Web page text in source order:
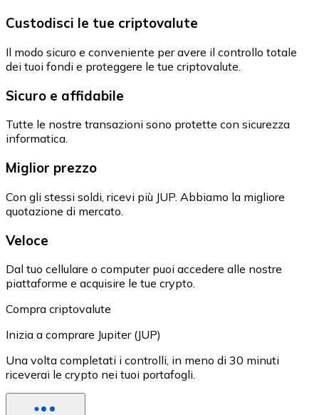
Custodisci le tue criptovalute
Il modo sicuro e conveniente per avere il controllo totale
dei tuoi fondi e proteggere le tue criptovalute.
Sicuro e affidabile
Tutte le nostre transazioni sono protette con sicurezza
informatica.
Miglior prezzo
Con gli stessi soldi, ricevi più JUP. Abbiamo la migliore
quotazione di mercato.
Veloce
Dal tuo cellulare o computer puoi accedere alle nostre
piattaforme e acquisire le tue crypto.
Compra criptovalute
Inizia a comprare Jupiter (JUP)
Una volta completati i controlli, in meno di 30 minuti
riceverai le crypto nei tuoi portafogli.